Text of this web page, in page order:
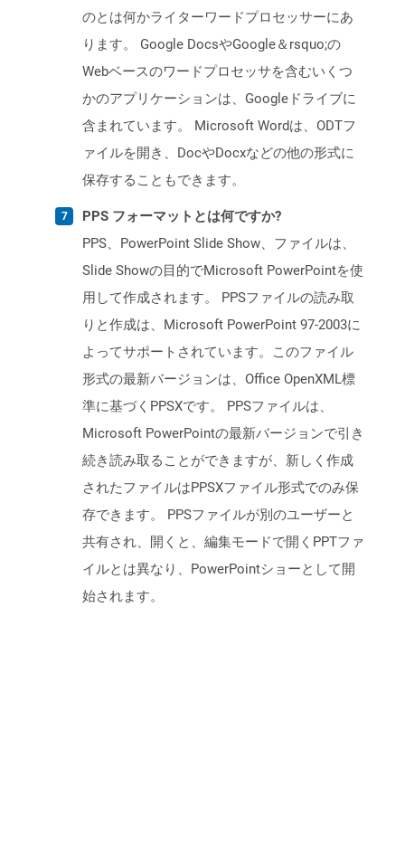
のとは何かライターワードプロセッサーにあ
ります。 Google DocsやGoogle＆rsquo;の
Webベースのワードプロセッサを含むいくつ
かのアプリケーションは、Googleドライブに
含まれています。 Microsoft Wordは、ODTフ
ァイルを開き、DocやDocxなどの他の形式に
保存することもできます。
PPS フォーマットとは何ですか?
PPS、PowerPoint Slide Show、ファイルは、
Slide Showの目的でMicrosoft PowerPointを使
用して作成されます。 PPSファイルの読み取
りと作成は、Microsoft PowerPoint 97-2003に
よってサポートされています。このファイル
形式の最新バージョンは、Office OpenXML標
準に基づくPPSXです。 PPSファイルは、
Microsoft PowerPointの最新バージョンで引き
続き読み取ることができますが、新しく作成
されたファイルはPPSXファイル形式でのみ保
存できます。 PPSファイルが別のユーザーと
共有され、開くと、編集モードで開くPPTファ
イルとは異なり、PowerPointショーとして開
始されます。